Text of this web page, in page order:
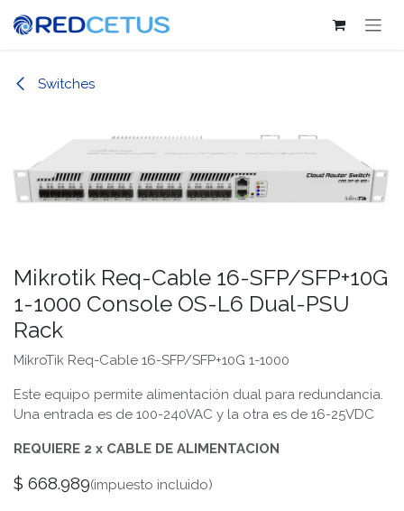
Switches
Mikrotik Req-Cable 16-SFP/SFP+10G
1-1000 Console OS-L6 Dual-PSU
Rack
MikroTik Req-Cable 16-SFP/SFP+10G 1-1000
Este equipo permite alimentación dual para redundancia.
Una entrada es de 100-240VAC y la otra es de 16-25VDC
REQUIERE 2 x CABLE DE ALIMENTACION
$ 668.989(impuesto incluido)